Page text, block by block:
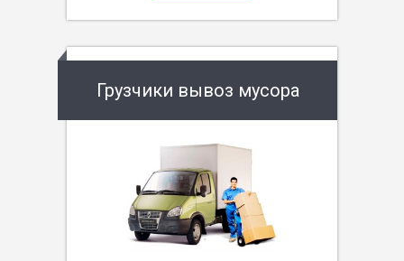
Грузчики вывоз мусора